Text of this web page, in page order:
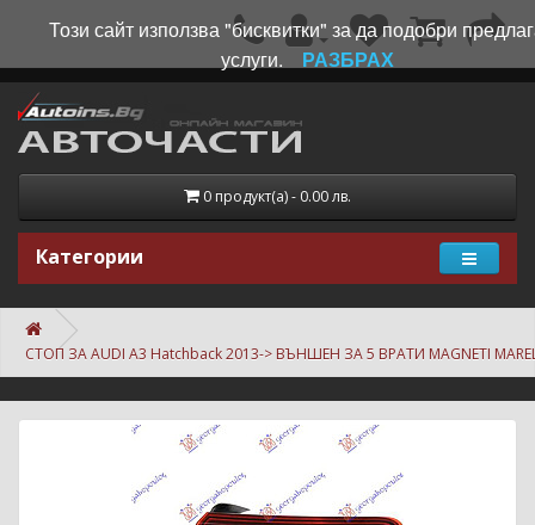
0 продукт(а) - 0.00 лв.
Категории
СТОП ЗА AUDI A3 Hatchback 2013-> ВЪНШЕН ЗА 5 ВРАТИ MAGNETI
Този сайт използва "бисквитки" за да подобри
услуги.
РАЗБРАХ